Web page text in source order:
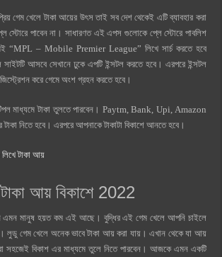
গেম খেলে টাকা আয়ের উৎস তাই সব দেশ থেকেই এটি ব্যাবহার করা
স্টোরে পাবেন না। সাধারণত এই এপস গুলোকে প্লে স্টোরে পাবলিশ
“MPL – Mobile Premier League” লিখে সার্চ করতে হবে
আসবে সেখানে ঢুকে এপটি ইন্সটল করতে হবে। এরপরে ইন্সটল
করে গেমে অংশ গ্রহন করতে হবে।
মাধ্যমে টাকা তুলতে পারবেন। Paytm, Bank, Upi, Amazon
টাকা নিতে হবে। এরপরে আপনাকে টাকাটা বিকাশে আনতে হবে।
লিখে টাকা আয়
আয় বিকাশে 2022
এমন মানুষ হয়ত কম এই আছে। বুদ্ধির এই গেম খেলে আপনি চাইলে
লুডু গেম খেলে অনেক ভাবে টাকা আয় করা যায়। এখান থেকে যা আয়
সহজেই বিকাশ এর মাধ্যমে তুলে নিতে পারবেন। আজকে এমন একটি